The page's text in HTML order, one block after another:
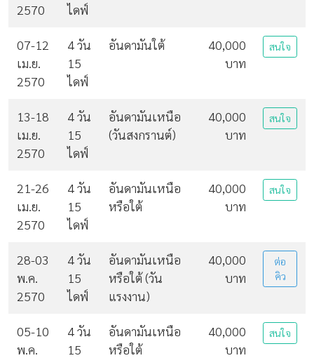
2570
ไดฟ์
07-12
เม.ย.
2570
4 วัน
15
ไดฟ์
อันดามันใต้
40,000
บาท
สนใจ
13-18
เม.ย.
2570
4 วัน
15
ไดฟ์
อันดามันเหนือ
(วันสงกรานต์)
40,000
บาท
สนใจ
21-26
เม.ย.
2570
4 วัน
15
ไดฟ์
อันดามันเหนือ
หรือใต้
40,000
บาท
สนใจ
28-03
พ.ค.
2570
4 วัน
15
ไดฟ์
อันดามันเหนือ
หรือใต้ (วัน
แรงงาน)
40,000
บาท
ต่อ
คิว
05-10
พ.ค.
4 วัน
15
อันดามันเหนือ
หรือใต้
40,000
บาท
สนใจ